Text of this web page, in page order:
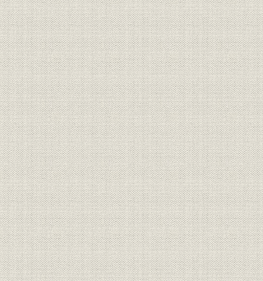
四 役員の異動
第三章 本行の活動
第一節 概説
第二節 国内融資業務
一 有価証券担保貸付並びに財団抵当貸付
二 手形割引並びに不動産担保貸付
第三節 国内資金調達
一 自己資本
二 興業債券
三 預金
第四節 国内証券業務
一 概観